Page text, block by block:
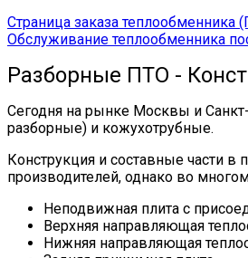
Страница заказа теплообменника
Обслуживание теплообменника
Разборные ПТО -
Сегодня на рынке Москвы и
разборные) и кожухотрубные.
Конструкция и составные части
производителей, однако во
Неподвижная плита с
Верхняя направляющая
Нижняя направляющая